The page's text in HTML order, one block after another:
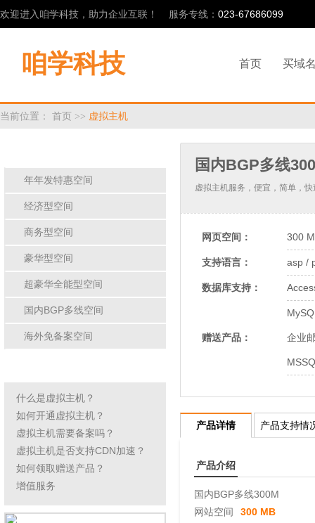
欢迎进入咱学科技，助力企业互联！ 服务专线： 023-67686099
咱学科技 首页 买域
当前位置： 首页 >> 虚拟主机
年年发特惠空间
经济型空间
商务型空间
豪华型空间
超豪华全能型空间
国内BGP多线空间
海外免备案空间
什么是虚拟主机？
如何开通虚拟主机？
虚拟主机需要备案吗？
虚拟主机是否支持CDN加速？
如何领取赠送产品？
增值服务
国内BGP多线
虚拟主机服务，便宜，简单，
网页空间： 300
支持语言： asp /
数据库支持：
赠送产品： 企业
产品详情 产品支持情
产品介绍
国内BGP多线300M
网站空间
300 MB